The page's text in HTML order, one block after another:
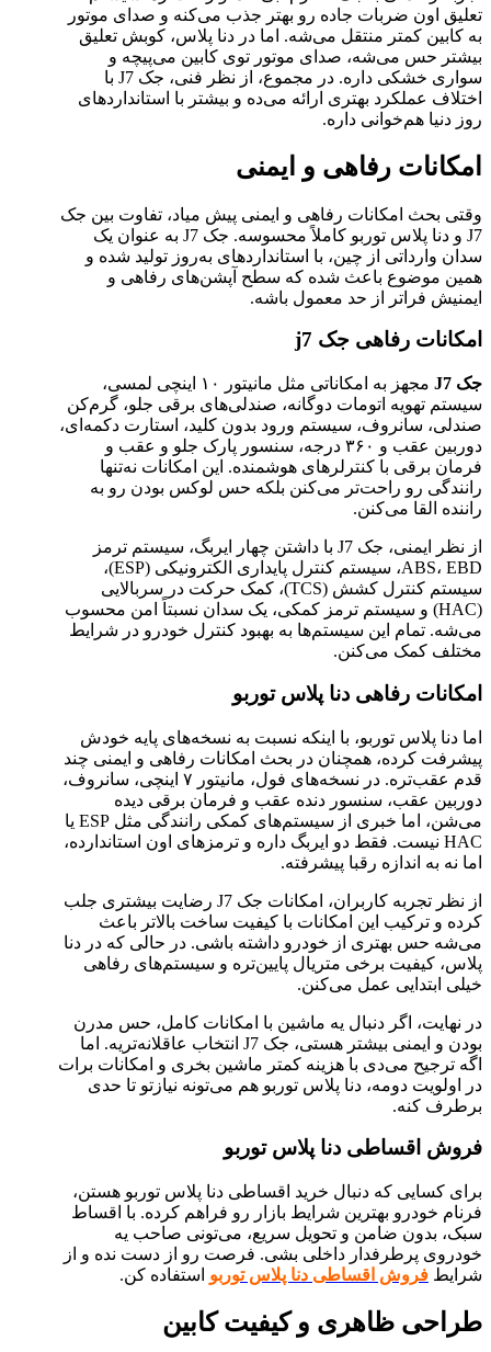
تعلیق اون ضربات جاده رو بهتر جذب می‌کنه و صدای موتور
به کابین کمتر منتقل می‌شه. اما در دنا پلاس، کوبش تعلیق
بیشتر حس می‌شه، صدای موتور توی کابین می‌پیچه و
سواری خشکی داره. در مجموع، از نظر فنی، جک J7 با
اختلاف عملکرد بهتری ارائه می‌ده و بیشتر با استانداردهای
روز دنیا هم‌خوانی داره.
امکانات رفاهی و ایمنی
وقتی بحث امکانات رفاهی و ایمنی پیش میاد، تفاوت بین جک
J7 و دنا پلاس توربو کاملاً محسوسه. جک J7 به عنوان یک
سدان وارداتی از چین، با استانداردهای به‌روز تولید شده و
همین موضوع باعث شده که سطح آپشن‌های رفاهی و
ایمنیش فراتر از حد معمول باشه.
امکانات رفاهی جک j7
جک
مجهز به امکاناتی مثل مانیتور ۱۰ اینچی لمسی،
سیستم تهویه اتومات دوگانه، صندلی‌های برقی جلو، گرم‌کن
صندلی، سانروف، سیستم ورود بدون کلید، استارت دکمه‌ای،
دوربین عقب و ۳۶۰ درجه، سنسور پارک جلو و عقب و
فرمان برقی با کنترلرهای هوشمنده. این امکانات نه‌تنها
رانندگی رو راحت‌تر می‌کنن بلکه حس لوکس بودن رو به
راننده القا می‌کنن.
از نظر ایمنی، جک J7 با داشتن چهار ایربگ، سیستم ترمز
ABS، EBD، سیستم کنترل پایداری الکترونیکی (ESP)،
سیستم کنترل کشش (TCS)، کمک حرکت در سربالایی
(HAC) و سیستم ترمز کمکی، یک سدان نسبتاً امن محسوب
می‌شه. تمام این سیستم‌ها به بهبود کنترل خودرو در شرایط
مختلف کمک می‌کنن.
امکانات رفاهی دنا پلاس توربو
اما دنا پلاس توربو، با اینکه نسبت به نسخه‌های پایه خودش
پیشرفت کرده، همچنان در بحث امکانات رفاهی و ایمنی چند
قدم عقب‌تره. در نسخه‌های فول، مانیتور ۷ اینچی، سانروف،
دوربین عقب، سنسور دنده عقب و فرمان برقی دیده
می‌شن، اما خبری از سیستم‌های کمکی رانندگی مثل ESP یا
HAC نیست. فقط دو ایربگ داره و ترمزهای اون استاندارده،
اما نه به اندازه رقبا پیشرفته.
از نظر تجربه کاربران، امکانات جک J7 رضایت بیشتری جلب
کرده و ترکیب این امکانات با کیفیت ساخت بالاتر باعث
می‌شه حس بهتری از خودرو داشته باشی. در حالی که در دنا
پلاس، کیفیت برخی متریال پایین‌تره و سیستم‌های رفاهی
خیلی ابتدایی عمل می‌کنن.
در نهایت، اگر دنبال یه ماشین با امکانات کامل، حس مدرن
بودن و ایمنی بیشتر هستی، جک J7 انتخاب عاقلانه‌تریه. اما
اگه ترجیح می‌دی با هزینه کمتر ماشین بخری و امکانات برات
در اولویت دومه، دنا پلاس توربو هم می‌تونه نیازتو تا حدی
برطرف کنه.
فروش اقساطی دنا پلاس توربو
برای کسایی که دنبال خرید اقساطی دنا پلاس توربو هستن،
فرنام خودرو بهترین شرایط بازار رو فراهم کرده. با اقساط
سبک، بدون ضامن و تحویل سریع، می‌تونی صاحب یه
خودروی پرطرفدار داخلی بشی. فرصت رو از دست نده و از
شرایط فروش اقساطی دنا پلاس توربو استفاده کن.
طراحی ظاهری و کیفیت کابین